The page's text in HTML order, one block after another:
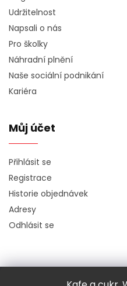
Udržitelnost
Napsali o nás
Pro školky
Náhradní plnění
Naše sociální podnikání
Kariéra
Můj účet
Přihlásit se
Registrace
Historie objednávek
Adresy
Odhlásit se